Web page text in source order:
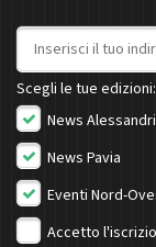
Indirizzo email
Scegli le tue edizioni:
News
News Pavia
Eventi Nord-
Accetto